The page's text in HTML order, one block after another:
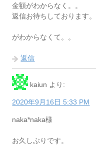
金額がわからなく。。
返信お待ちしております。
がわからなくて。。
返信
kaiun より:
2020年9月16日 5:33 PM
naka*naka様
お久しぶりです。